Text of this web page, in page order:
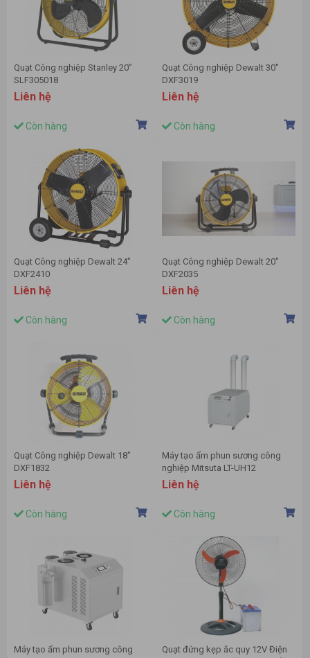
Quạt Công nghiệp Stanley 20”
SLF305018
Liên hệ
Còn hàng
Quạt Công nghiệp Dewalt 30″
DXF3019
Liên hệ
Còn hàng
Quạt Công nghiệp Dewalt 24″
DXF2410
Liên hệ
Còn hàng
Quạt Công nghiệp Dewalt 20″
DXF2035
Liên hệ
Còn hàng
Quạt Công nghiệp Dewalt 18″
DXF1832
Liên hệ
Còn hàng
Máy tạo ẩm phun sương công
nghiệp Mitsuta LT-UH12
Liên hệ
Còn hàng
Máy tạo ẩm phun sương công
Quạt đứng kẹp ắc quy 12V Điện